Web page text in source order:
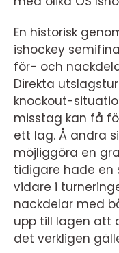
En historisk
ishockey
för- och
Direkta
knockout-
misstag kan få
ett lag. Å andra
möjliggöra en
tidigare hade en
vidare i
nackdelar med
upp till lagen att
det verkligen